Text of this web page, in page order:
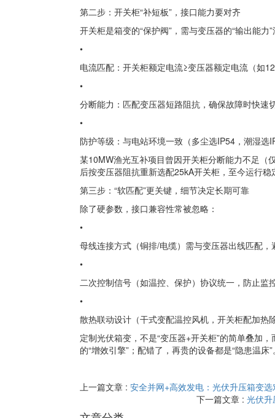
第二步：开关柜“补短板”，接口能力要对齐
开关柜是箱变的“保护阀”，需与变压器的“输出能力
•
电流匹配：开关柜额定电流≥变压器额定电流（如
•
分断能力：匹配变压器短路阻抗，确保故障时快速
•
防护等级：与电站环境一致（多尘选IP54，潮湿选
某10MW渔光互补项目曾因开关柜分断能力不足（
后按变压器阻抗重新选配25kA开关柜，至今运行稳
第三步：“软匹配”更关键，细节决定长期可靠
除了硬参数，接口兼容性常被忽略：
•
母线连接方式（铜排/电缆）需与变压器出线匹配，
•
二次控制信号（如温控、保护）协议统一，防止监
•
散热联动设计（干式变配温控风机，开关柜配加热
定制光伏箱变，不是“变压器+开关柜”的简单叠加
的“增效引擎”；配错了，再贵的设备都是“隐患温床”
上一篇文章 : 安全并网+高效发电：光伏升压箱变
下一篇文章 : 光伏